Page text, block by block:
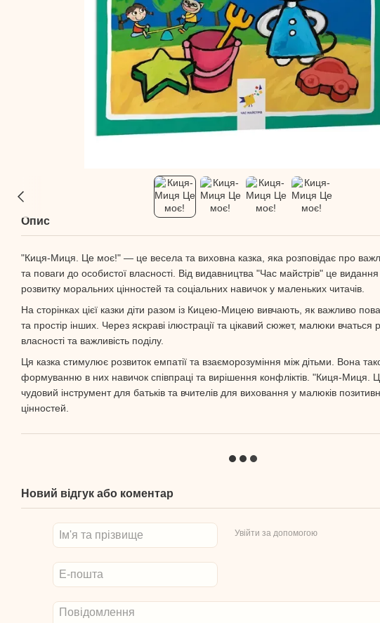
Опис
"Киця-Миця. Це моє!" — це весела та виховна казка, яка розповідає про
та поваги до особистої власності. Від видавництва "Час майстрів" це
розвитку моральних цінностей та соціальних навичок у маленьких читачів.
На сторінках цієї казки діти разом із Кицею-Мицею вивчають, як важливо
та простір інших. Через яскраві ілюстрації та цікавий сюжет, малюки вчаться
власності та важливість поділу.
Ця казка стимулює розвиток емпатії та взаєморозуміння між дітьми. Вона
формуванню в них навичок співпраці та вирішення конфліктів. "Киця-
чудовий інструмент для батьків та вчителів для виховання у малюків
цінностей.
Новий відгук або коментар
Увійти за допомогою